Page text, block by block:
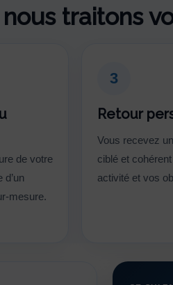
traitons
de votre
mesure.
3
Retour
Vous recevez
ciblé et
activité et vos